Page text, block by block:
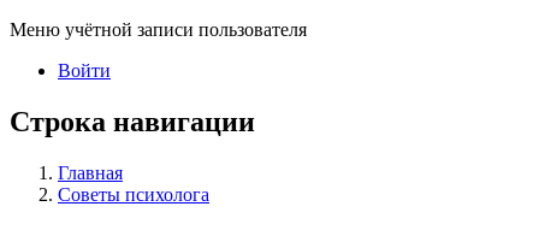
Меню учётной записи пользователя
Войти
Строка навигации
Главная
Советы психолога